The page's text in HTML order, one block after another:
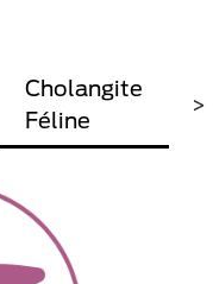
>
Cholangite
Féline